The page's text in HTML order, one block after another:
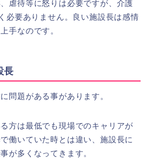
虐待等に怒りは必要ですが、介護
必要ありません。良い施設長は感情
手なのです。
長
問題がある事があります。
方は最低でも現場でのキャリアが
働いていた時とは違い、施設長に
が多くなってきます。